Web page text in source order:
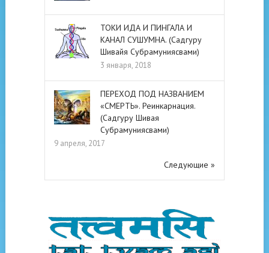
ТОКИ ИДА И ПИНГАЛА И
КАНАЛ СУШУМНА. (Садгуру
Шивайя Субрамуниясвами)
3 января, 2018
ПЕРЕХОД ПОД НАЗВАНИЕМ
«СМЕРТЬ». Реинкарнация.
(Садгуру Шивая
Субрамуниясвами)
9 апреля, 2017
Следующие »